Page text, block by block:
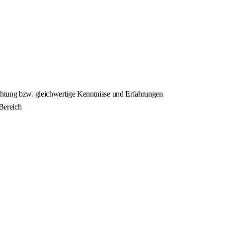
bzw. gleichwertige Kenntnisse und Erfahrungen